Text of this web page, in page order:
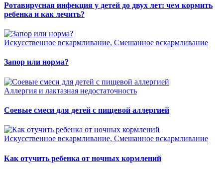
Ротавирусная инфекция у детей до двух лет: чем кормить
ребенка и как лечить?
Искусственное вскармливание, Смешанное вскармливание
Запор или норма?
Аллергия и лактазная недостаточность
Соевые смеси для детей с пищевой аллергией
Искусственное вскармливание, Смешанное вскармливание
Как отучить ребенка от ночных кормлений